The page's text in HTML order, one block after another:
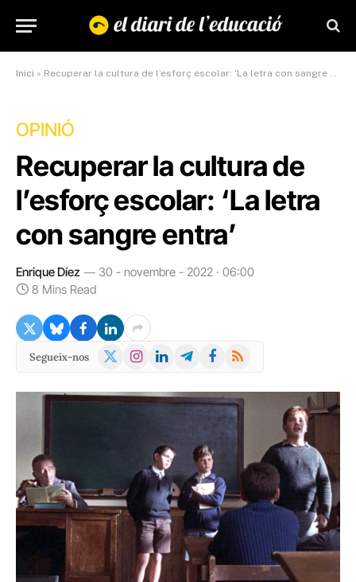
Inici » Recuperar la cultura de l’esforç escolar: ‘La letra con sangre entra’
OPINIÓ
Recuperar la cultura de
l’esforç escolar: ‘La letra
con sangre entra’
Enrique Díez
30 - novembre - 2022 · 06:00
8 Mins Read
Segueix-nos
X
Instagram
LinkedInTelegramFacebook
RSS